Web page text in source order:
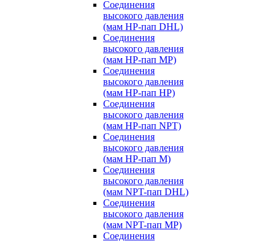
Соединения
высокого давления
(мам HP-пап DHL)
Соединения
высокого давления
(мам HP-пап MP)
Соединения
высокого давления
(мам HP-пап HP)
Соединения
высокого давления
(мам HP-пап NPT)
Соединения
высокого давления
(мам HP-пап M)
Соединения
высокого давления
(мам NPT-пап DHL)
Соединения
высокого давления
(мам NPT-пап MP)
Соединения